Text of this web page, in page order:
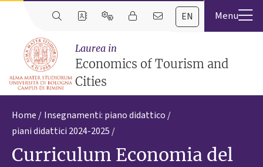
EN
Laurea in
Economics of Tourism and
Cities
Home
Insegnamenti: piano didattico
piani didattici 2024-2025
Curriculum Economia del